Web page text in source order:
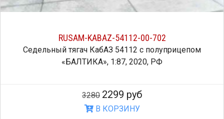
RUSAM-KABAZ-54112-00-702
Седельный тягач КабАЗ 54112 с полуприцепом
«БАЛТИКА», 1:87, 2020, РФ
3280 2299 руб
В КОРЗИНУ